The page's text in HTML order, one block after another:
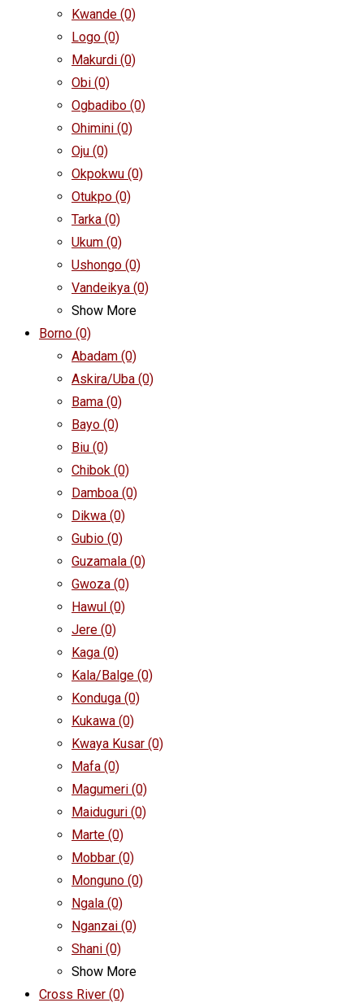
Kwande (0)
Logo (0)
Makurdi (0)
Obi (0)
Ogbadibo (0)
Ohimini (0)
Oju (0)
Okpokwu (0)
Otukpo (0)
Tarka (0)
Ukum (0)
Ushongo (0)
Vandeikya (0)
Show More
Borno (0)
Abadam (0)
Askira/Uba (0)
Bama (0)
Bayo (0)
Biu (0)
Chibok (0)
Damboa (0)
Dikwa (0)
Gubio (0)
Guzamala (0)
Gwoza (0)
Hawul (0)
Jere (0)
Kaga (0)
Kala/Balge (0)
Konduga (0)
Kukawa (0)
Kwaya Kusar (0)
Mafa (0)
Magumeri (0)
Maiduguri (0)
Marte (0)
Mobbar (0)
Monguno (0)
Ngala (0)
Nganzai (0)
Shani (0)
Show More
Cross River (0)